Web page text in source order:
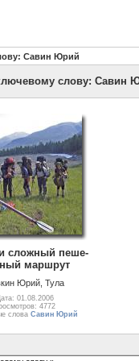
Савин Юрий
слову: Савин
сложный пеше-
маршрут
Юрий, Тула
01.08.2006
4772
слова Савин Юрий